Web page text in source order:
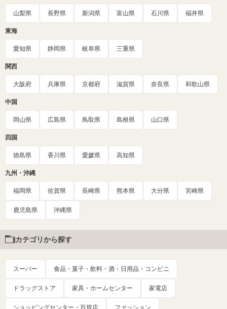
山梨県 長野県 新潟県 富山県 石川県 福井県
東海
愛知県 静岡県 岐阜県 三重県
関西
大阪府 兵庫県 京都府 滋賀県 奈良県 和歌山県
中国
岡山県 広島県 鳥取県 島根県 山口県
四国
徳島県 香川県 愛媛県 高知県
九州・沖縄
福岡県 佐賀県 長崎県 熊本県 大分県 宮崎県
鹿児島県 沖縄県
カテゴリから探す
スーパー 食品・菓子・飲料・酒・日用品・コンビニ
ドラッグストア 家具・ホームセンター 家電店
ショッピングセンター・百貨店 ファッション